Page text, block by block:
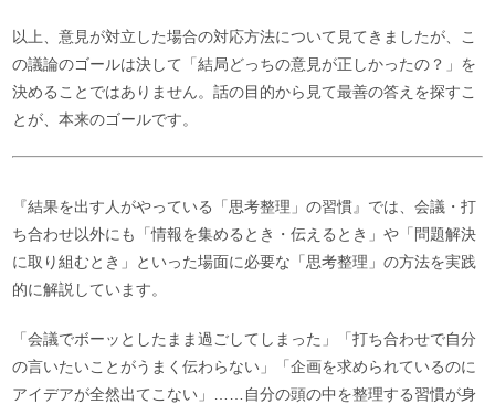
以上、意見が対立した場合の対応方法について見てきましたが、こ
の議論のゴールは決して「結局どっちの意見が正しかったの？」を
決めることではありません。話の目的から見て最善の答えを探すこ
とが、本来のゴールです。
『結果を出す人がやっている「思考整理」の習慣』では、会議・打
ち合わせ以外にも「情報を集めるとき・伝えるとき」や「問題解決
に取り組むとき」といった場面に必要な「思考整理」の方法を実践
的に解説しています。
「会議でボーッとしたまま過ごしてしまった」「打ち合わせで自分
の言いたいことがうまく伝わらない」「企画を求められているのに
アイデアが全然出てこない」……自分の頭の中を整理する習慣が身